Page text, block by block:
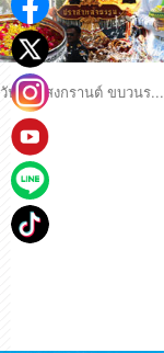
วันมหาสงกรานต์ ขบวนร...